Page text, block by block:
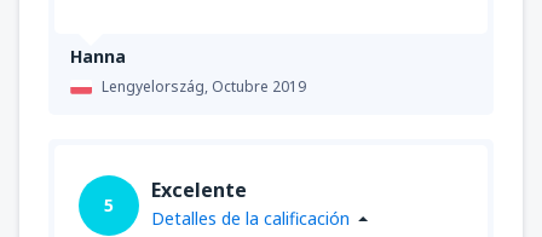
Hanna
Lengyelország, Octubre 2019
5
Excelente
Detalles de la calificación